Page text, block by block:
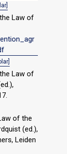
Law of
Law of
of the
(ed.),
Leiden